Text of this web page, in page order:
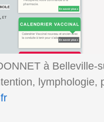
à
lymphologie,